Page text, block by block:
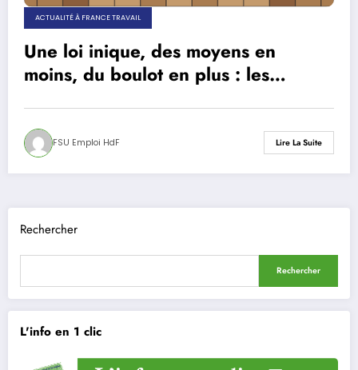
ACTUALITÉ À FRANCE TRAVAIL
Une loi inique, des moyens en
moins, du boulot en plus : les
FSU Emploi HdF Lire La Suite
Rechercher
Rechercher
L'info en 1 clic